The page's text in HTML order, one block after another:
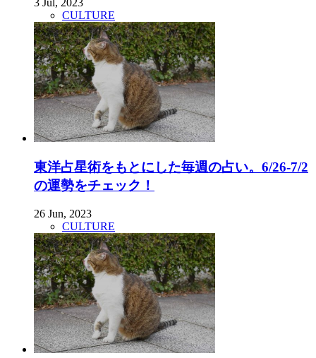
CULTURE
東洋占星術をもとにした毎週の占い。6/26-7/2
の運勢をチェック！
26 Jun, 2023
CULTURE